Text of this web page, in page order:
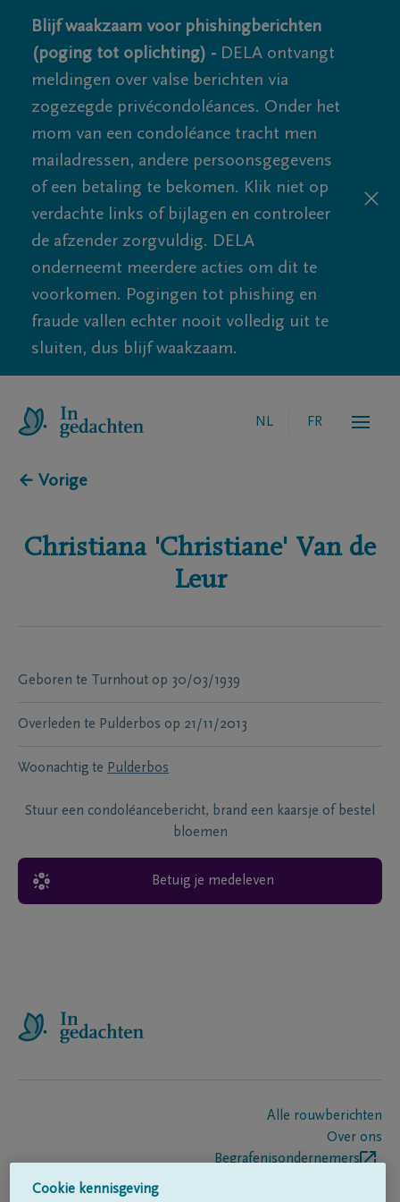
Blijf waakzaam voor phishingberichten
(poging tot oplichting) - DELA ontvangt
meldingen over valse berichten via
zogezegde privécondoléances. Onder het
mom van een condoléance tracht men
mailadressen, andere persoonsgegevens
of een betaling te bekomen. Klik niet op
verdachte links of bijlagen en controleer
de afzender zorgvuldig. DELA
onderneemt meerdere acties om dit te
voorkomen. Pogingen tot phishing en
fraude vallen echter nooit volledig uit te
sluiten, dus blijf waakzaam.
NL FR
← Vorige
Christiana 'Christiane' Van de
Leur
Geboren te Turnhout op 30/03/1939
Overleden te Pulderbos op 21/11/2013
Woonachtig te Pulderbos
Stuur een condoléancebericht, brand een kaarsje of bestel
bloemen
Betuig je medeleven
Alle rouwberichten
Over ons
Begrafenisondernemers
Cookie kennisgeving